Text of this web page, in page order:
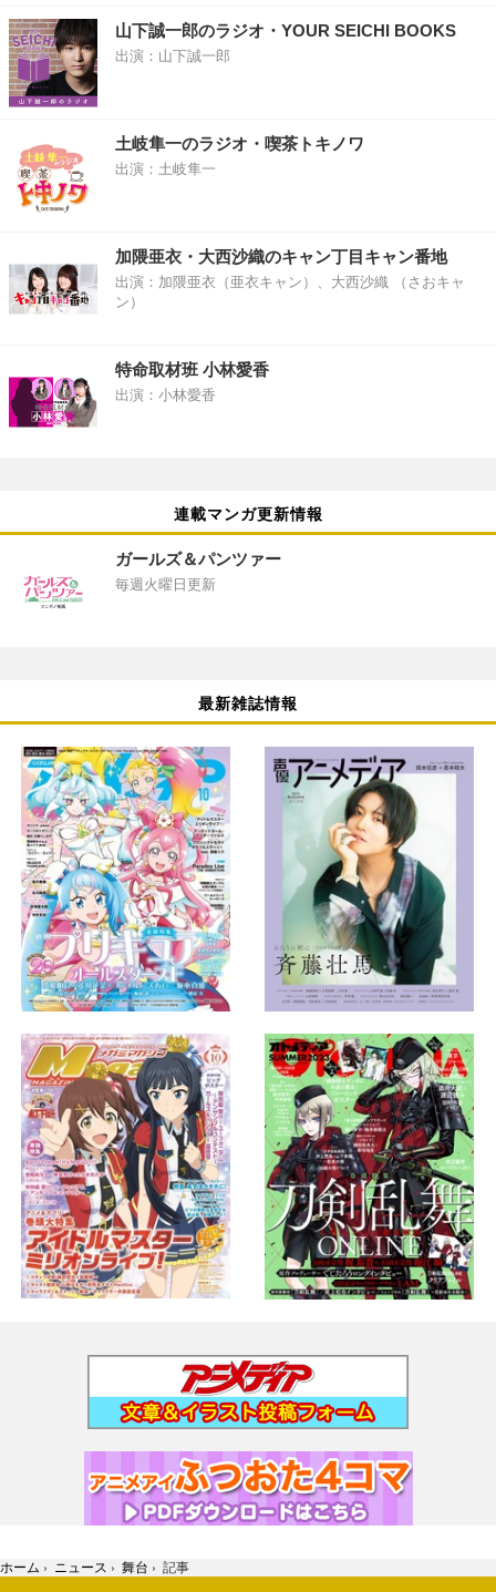
山下誠一郎のラジオ・YOUR SEICHI BOOKS
出演：山下誠一郎
土岐隼一のラジオ・喫茶トキノワ
出演：土岐隼一
加隈亜衣・大西沙織のキャン丁目キャン番地
出演：加隈亜衣（亜衣キャン）、大西沙織 （さおキャ
ン）
特命取材班 小林愛香
出演：小林愛香
連載マンガ更新情報
ガールズ＆パンツァー
毎週火曜日更新
最新雑誌情報
ホーム › ニュース › 舞台 › 記事